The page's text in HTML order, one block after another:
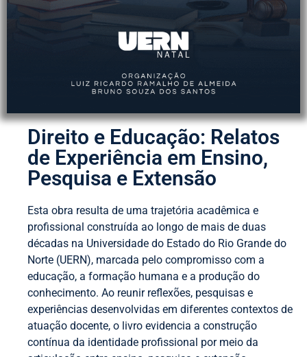
Direito e Educação: Relatos
de Experiência em Ensino,
Pesquisa e Extensão
Esta obra resulta de uma trajetória acadêmica e
profissional construída ao longo de mais de duas
décadas na Universidade do Estado do Rio Grande do
Norte (UERN), marcada pelo compromisso com a
educação, a formação humana e a produção do
conhecimento. Ao reunir reflexões, pesquisas e
experiências desenvolvidas em diferentes contextos de
atuação docente, o livro evidencia a construção
contínua da identidade profissional por meio da